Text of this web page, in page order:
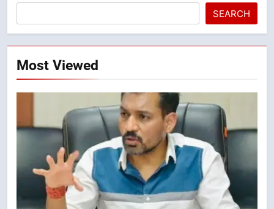
SEARCH
Most Viewed
मुख्यमंत्री धामी की सुरक्षा प्राथमिकता: